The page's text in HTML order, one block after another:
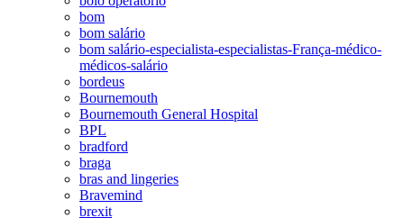
bom
bom salário
bom salário-especialista-especialistas-França-médico-
médicos-salário
bordeus
Bournemouth
Bournemouth General Hospital
BPL
bradford
braga
bras and lingeries
Bravemind
brexit